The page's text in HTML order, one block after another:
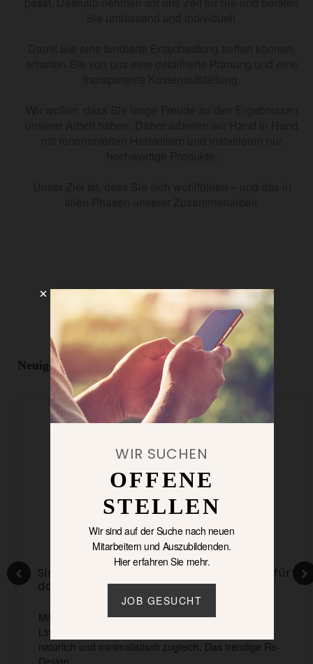
Neuigkeiten
Sinea 3.0 von burgbad: Soft Minimalism für
das moderne Bad
Mit weichem Schwung und neuer, markanter
Linienführung zeigt sich die Kollektion Sinea 3.0
natürlich und minimalistisch zugleich. Das trendige Re-
WIR SUCHEN
OFFENE
STELLEN
Wir sind auf der Suche nach neuen
Mitarbeitern und Auszubildenden.
Hier erfahren Sie mehr.
JOB GESUCHT